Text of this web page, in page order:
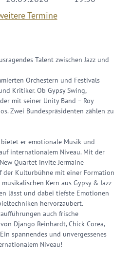
Termine
Talent zwischen Jazz und
Orchestern und Festivals
Kritiker. Ob Gypsy Swing,
mit seiner Unity Band – Roy
Zwei Bundespräsidenten zählen zu
er emotionale Musik und
internationalem Niveau. Mit der
Quartet invite Jermaine
der Kulturbühne mit einer Formation
Kern aus Gypsy & Jazz
lässt und dabei tiefste Emotionen
hervorzaubert.
auch frische
Django Reinhardt, Chick Corea,
spannendes und unvergessenes
Niveau!